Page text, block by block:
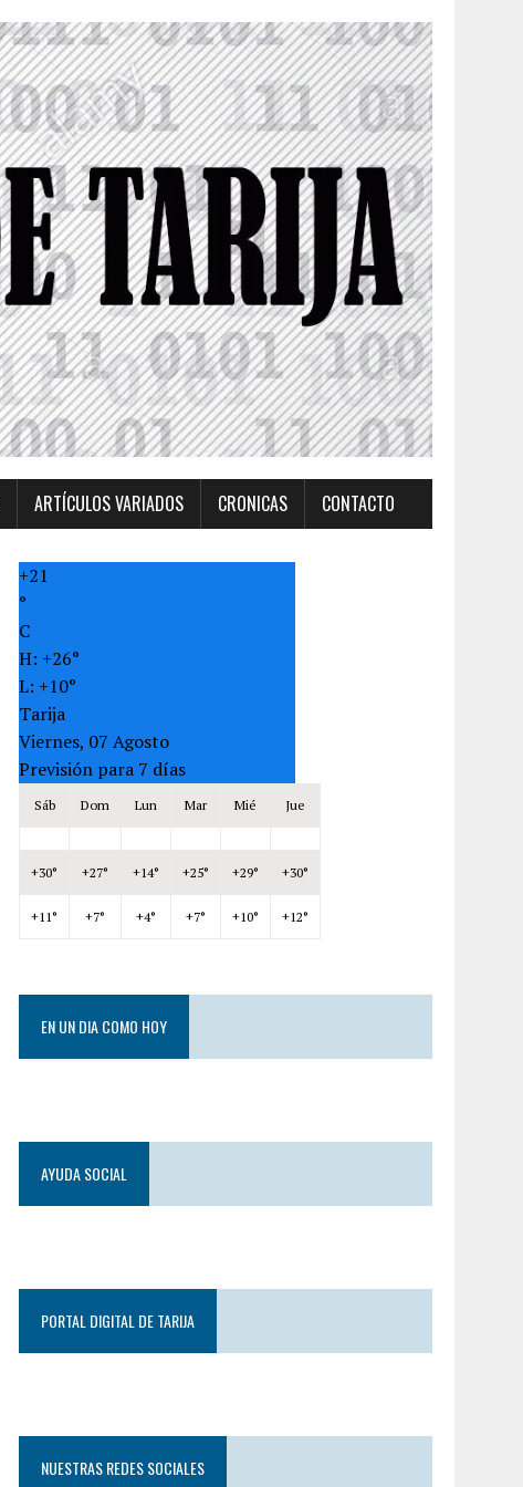
ARTÍCULOS VARIADOS CRONICAS CONTACTO
+21
°
C
H: +26°
L: +10°
Tarija
Viernes, 07 Agosto
Previsión para 7 días
Sáb Dom Lun Mar Mié Jue
+30° +27° +14° +25° +29° +30°
+11° +7° +4° +7° +10° +12°
EN UN DIA COMO HOY
AYUDA SOCIAL
PORTAL DIGITAL DE TARIJA
NUESTRAS REDES SOCIALES